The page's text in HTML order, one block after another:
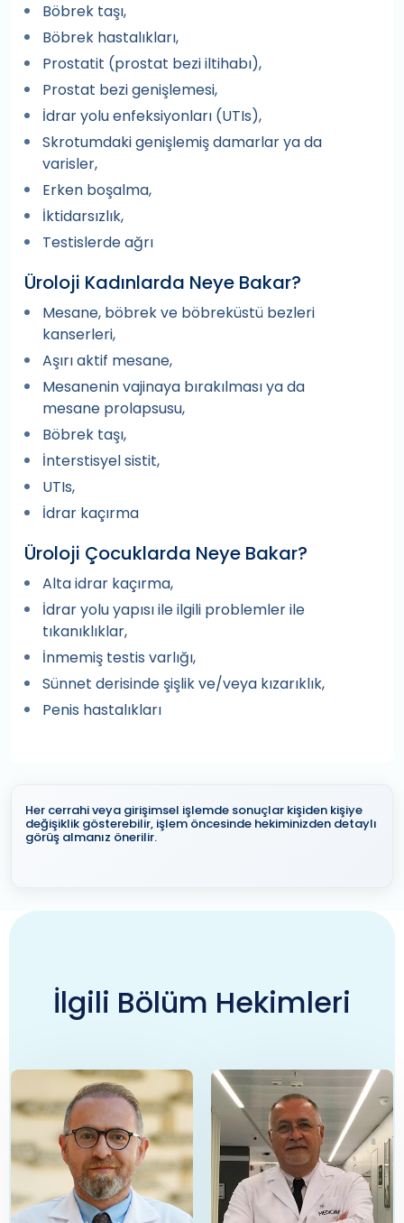
Böbrek taşı,
Böbrek hastalıkları,
Prostatit (prostat bezi iltihabı),
Prostat bezi genişlemesi,
İdrar yolu enfeksiyonları (UTIs),
Skrotumdaki genişlemiş damarlar ya da
varisler,
Erken boşalma,
İktidarsızlık,
Testislerde ağrı
Üroloji Kadınlarda Neye Bakar?
Mesane, böbrek ve böbreküstü bezleri
kanserleri,
Aşırı aktif mesane,
Mesanenin vajinaya bırakılması ya da
mesane prolapsusu,
Böbrek taşı,
İnterstisyel sistit,
UTIs,
İdrar kaçırma
Üroloji Çocuklarda Neye Bakar?
Alta idrar kaçırma,
İdrar yolu yapısı ile ilgili problemler ile
tıkanıklıklar,
İnmemiş testis varlığı,
Sünnet derisinde şişlik ve/veya kızarıklık,
Penis hastalıkları
Her cerrahi veya girişimsel işlemde sonuçlar kişiden kişiye
değişiklik gösterebilir, işlem öncesinde hekiminizden detaylı
görüş almanız önerilir.
İlgili Bölüm Hekimleri